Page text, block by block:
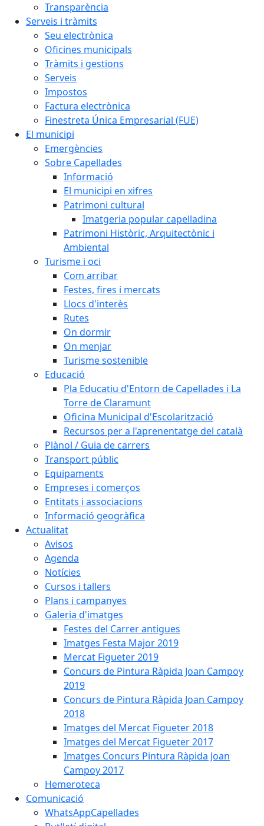
Transparència
Serveis i tràmits
Seu electrònica
Oficines municipals
Tràmits i gestions
Serveis
Impostos
Factura electrònica
Finestreta Única Empresarial (FUE)
El municipi
Emergències
Sobre Capellades
Informació
El municipi en xifres
Patrimoni cultural
Imatgeria popular capelladina
Patrimoni Històric, Arquitectònic i
Ambiental
Turisme i oci
Com arribar
Festes, fires i mercats
Llocs d'interès
Rutes
On dormir
On menjar
Turisme sostenible
Educació
Pla Educatiu d'Entorn de Capellades i La
Torre de Claramunt
Oficina Municipal d'Escolarització
Recursos per a l'aprenentatge del català
Plànol / Guia de carrers
Transport públic
Equipaments
Empreses i comerços
Entitats i associacions
Informació geogràfica
Actualitat
Avisos
Agenda
Notícies
Cursos i tallers
Plans i campanyes
Galeria d'imatges
Festes del Carrer antigues
Imatges Festa Major 2019
Mercat Figueter 2019
Concurs de Pintura Ràpida Joan Campoy
2019
Concurs de Pintura Ràpida Joan Campoy
2018
Imatges del Mercat Figueter 2018
Imatges del Mercat Figueter 2017
Imatges Concurs Pintura Ràpida Joan
Campoy 2017
Hemeroteca
Comunicació
WhatsAppCapellades